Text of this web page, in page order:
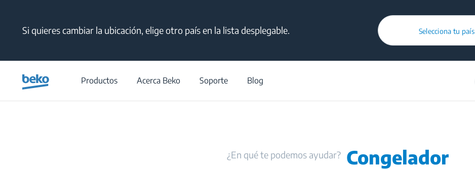
Si quieres cambiar la ubicación, elige otro país en la lista desplegable. Selecciona tu país
Productos Acerca Beko Soporte Blog
¿En qué te podemos ayudar? Congelador